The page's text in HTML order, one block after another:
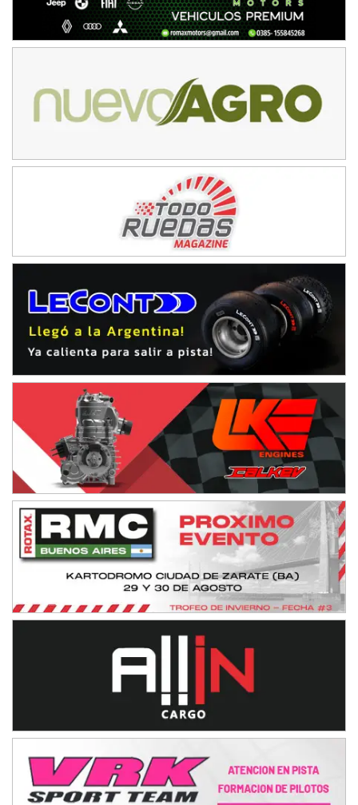
NORESTE SANTAFESINO - F6
Ciudad de Avellaneda (Asfalto)
Avellaneda (Santa Fe)
José Samuel Sánchez (Tierra)
El Timbó (Tucumán)